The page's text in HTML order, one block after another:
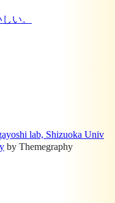
い。
lab, Shizuoka Univ
by Themegraphy